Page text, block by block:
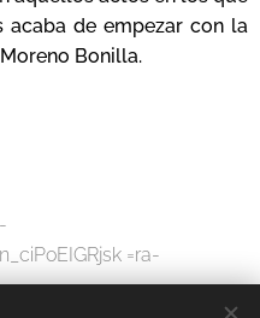
de empezar con la
Bonilla.
=ra-